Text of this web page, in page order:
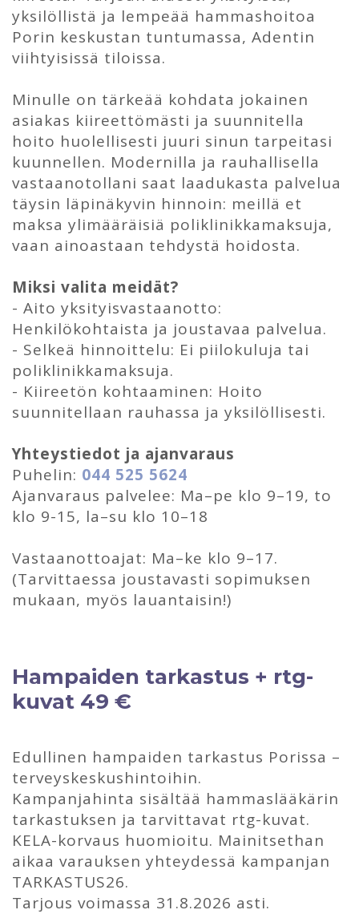
yksilöllistä ja lempeää hammashoitoa
Porin keskustan tuntumassa, Adentin
viihtyisissä tiloissa.
Minulle on tärkeää kohdata jokainen
asiakas kiireettömästi ja suunnitella
hoito huolellisesti juuri sinun tarpeitasi
kuunnellen. Modernilla ja rauhallisella
vastaanotollani saat laadukasta palvelua
täysin läpinäkyvin hinnoin: meillä et
maksa ylimääräisiä poliklinikkamaksuja,
vaan ainoastaan tehdystä hoidosta.
Miksi valita meidät?
- Aito yksityisvastaanotto:
Henkilökohtaista ja joustavaa palvelua.
- Selkeä hinnoittelu: Ei piilokuluja tai
poliklinikkamaksuja.
- Kiireetön kohtaaminen: Hoito
suunnitellaan rauhassa ja yksilöllisesti.
Yhteystiedot ja ajanvaraus
Puhelin: 044 525 5624
Ajanvaraus palvelee: Ma–pe klo 9–19, to
klo 9-15, la–su klo 10–18
Vastaanottoajat: Ma–ke klo 9–17.
(Tarvittaessa joustavasti sopimuksen
mukaan, myös lauantaisin!)
Hampaiden tarkastus + rtg-
kuvat 49 €
Edullinen hampaiden tarkastus Porissa –
terveyskeskushintoihin.
Kampanjahinta sisältää hammaslääkärin
tarkastuksen ja tarvittavat rtg-kuvat.
KELA-korvaus huomioitu. Mainitsethan
aikaa varauksen yhteydessä kampanjan
TARKASTUS26.
Tarjous voimassa 31.8.2026 asti.